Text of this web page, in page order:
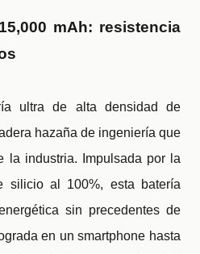
mAh: resistencia
ultra de alta densidad de
hazaña de ingeniería que
la industria. Impulsada por la
silicio al 100%, esta batería
sin precedentes de
en un smartphone hasta